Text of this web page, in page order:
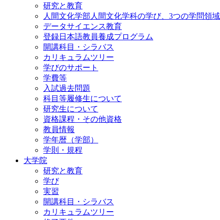
研究と教育
人間文化学部人間文化学科の学び、3つの学問領
データサイエンス教育
登録日本語教員養成プログラム
開講科目・シラバス
カリキュラムツリー
学びのサポート
学費等
入試過去問題
科目等履修生について
研究生について
資格課程・その他資格
教員情報
学年暦（学部）
学則・規程
大学院
研究と教育
学び
実習
開講科目・シラバス
カリキュラムツリー